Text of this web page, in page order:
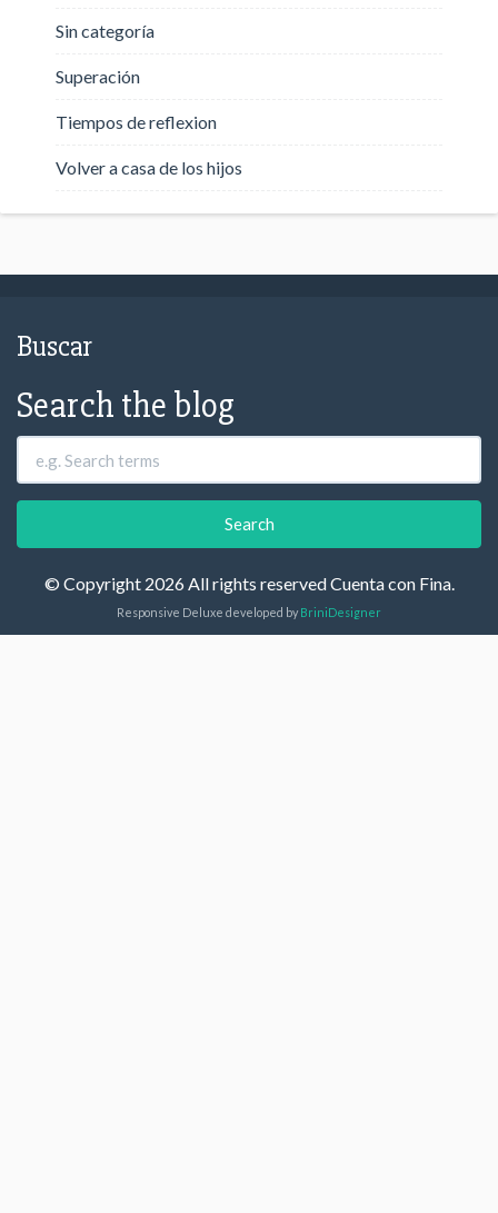
Sin categoría
Superación
Tiempos de reflexion
Volver a casa de los hijos
Buscar
Search the blog
© Copyright 2026 All rights reserved Cuenta con Fina.
Responsive Deluxe developed byBriniDesigner